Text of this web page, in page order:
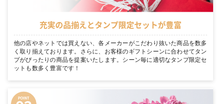
充実の品揃えとタンプ限定セットが豊富
他の店やネットでは買えない、各メーカーがこだわり抜いた商品を数多
く取り揃えております。さらに、お客様のギフトシーンに合わせてタン
プがぴったりの商品を提案いたします。シーン毎に適切なタンプ限定セ
ットも数多く豊富です！